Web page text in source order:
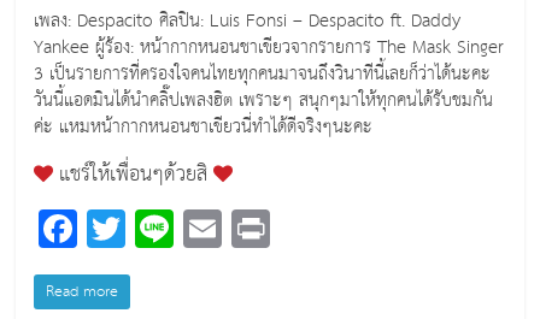
เพลง: Despacito ศิลปิน: Luis Fonsi – Despacito ft. Daddy
Yankee ผู้ร้อง: หน้ากากหนอนชาเขียวจากรายการ The Mask Singer
3 เป็นรายการที่ครองใจคนไทยทุกคนมาจนถึงวินาทีนี้เลยก็ว่าได้นะคะ
วันนี้แอดมินได้นำคลิ๊ปเพลงฮิต เพราะๆ สนุกๆมาให้ทุกคนได้รับชมกัน
ค่ะ แหมหน้ากากหนอนชาเขียวนี่ทำได้ดีจริงๆนะคะ
แชร์ให้เพื่อนๆด้วยสิ
F
a
T
wi
Li
n
E
m
Read more